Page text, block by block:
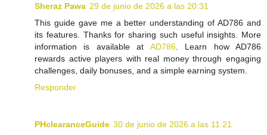
Sheraz Pawa 29 de junio de 2026 a las 20:31
This guide gave me a better understanding of AD786 and
its features. Thanks for sharing such useful insights. More
information is available at AD786. Learn how AD786
rewards active players with real money through engaging
challenges, daily bonuses, and a simple earning system.
Responder
PHclearanceGuide 30 de junio de 2026 a las 11:21